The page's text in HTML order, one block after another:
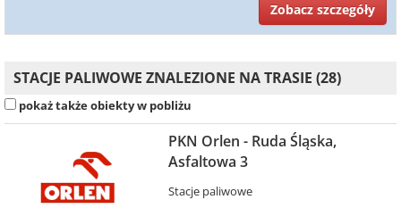
Zobacz szczegóły
STACJE PALIWOWE ZNALEZIONE NA TRASIE (28)
pokaż także obiekty w pobliżu
PKN Orlen - Ruda Śląska,
Asfaltowa 3
Stacje paliwowe